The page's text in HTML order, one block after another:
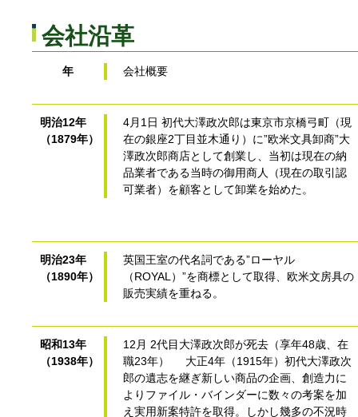
会社沿革
年 会社概要
明治12年
（1879年）
4月1日 初代大澤政次郎は東京市京橋弓町（現
在の銀座2丁目並木通り）に”欧米文具卸商”大
澤政次郎商店として創業し、当初は現在の納
品業者である当時の御用商人（現在の取引認
可業者）を顧客として卸業を始めた。
明治23年
（1890年）
英国王室の代名詞である”ローヤル
（ROYAL）”を商標として取得、欧米文房具の
販売実績を重ねる。
昭和13年
（1938年）
12月 2代目大澤政次郎が死去（享年48歳、在
職23年） 大正4年（1915年）初代大澤政次
郎の遺志を継ぎ新しい商品の企画、創造力に
よりファイル・バインダーに数々の考案を加
え実用新案特許を取得。しかし幾多の不況時